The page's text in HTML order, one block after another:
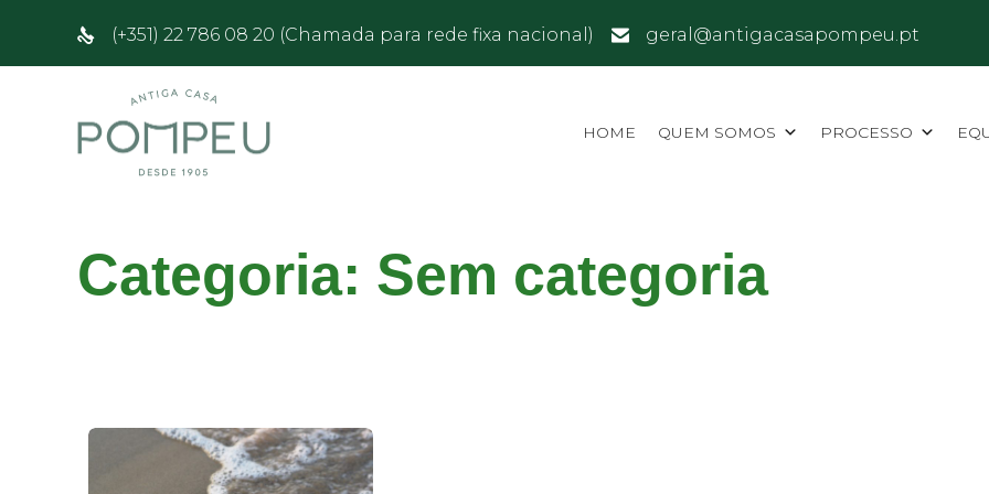
(+351) 22 786 08 20 (Chamada para rede fixa nacional) geral@antigacasapompeu.pt
HOME QUEM SOMOS PROCESSO
Categoria: Sem categoria